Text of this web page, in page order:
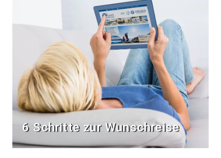
6 Schritte zur Wunschreise